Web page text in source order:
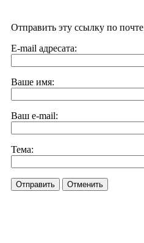
Отправить эту ссылку по почте
E-mail адресата:
Ваше имя:
Ваш e-mail:
Тема:
Отправить Отменить